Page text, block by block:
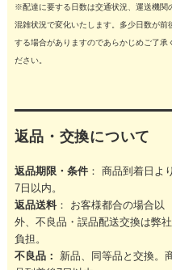
※配達に要する日数は交通状況、運送機関
混雑状況で変化いたします。多少日数が前
する場合がありますのであらかじめご了承
ださい。
返品・交換について
返品期限・条件： 商品到着日より
7日以内。
返品送料： お客様都合の場合以
外、不良品・誤品配送交換は弊社
負担。
不良品：
新品、同等品と交換。